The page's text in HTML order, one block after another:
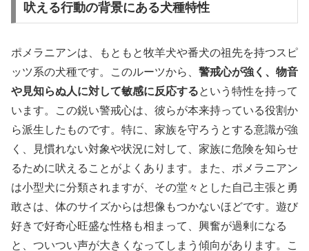
吠える行動の背景にある犬種特性
ポメラニアンは、もともと牧羊犬や番犬の祖先を持つスピ
ッツ系の犬種です。このルーツから、 警戒心が強く、物音
や見知らぬ人に対して敏感に反応するという特性を持って
います。この鋭い警戒心は、彼らが本来持っている役割か
ら派生したものです。特に、家族を守ろうとする意識が強
く、見慣れない対象や状況に対して、家族に危険を知らせ
るために吠えることがよくあります。また、ポメラニアン
は小型犬に分類されますが、その堂々とした自己主張と勇
敢さは、体のサイズからは想像もつかないほどです。遊び
好きで好奇心旺盛な性格も相まって、興奮が過剰になる
と、ついつい声が大きくなってしまう傾向があります。こ